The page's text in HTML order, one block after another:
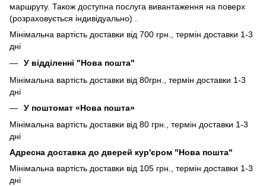
маршруту. Також доступна послуга вивантаження на поверх
(розраховується індивідуально) .
Мінімальна вартість доставки від 700 грн., термін доставки 1-3
дні
У відділенні "Нова пошта"
Мінімальна вартість доставки від 80грн., термін доставки 1-3
дні
У поштомат «Нова пошта»
Мінімальна вартість доставки від 80 грн., термін доставки 1-3
дні
Адресна доставка до дверей кур'єром "Нова пошта"
Мінімальна вартість доставки від 105 грн., термін доставки 1-3
дні